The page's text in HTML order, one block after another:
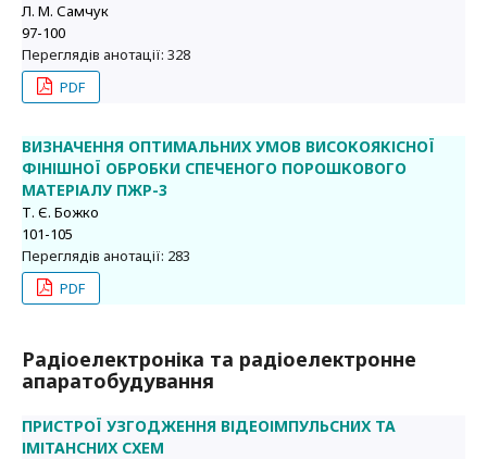
Л. М. Самчук
97-100
Переглядів анотації: 328
PDF
ВИЗНАЧЕННЯ ОПТИМАЛЬНИХ УМОВ ВИСОКОЯКІСНОЇ
ФІНІШНОЇ ОБРОБКИ СПЕЧЕНОГО ПОРОШКОВОГО
МАТЕРІАЛУ ПЖР-3
Т. Є. Божко
101-105
Переглядів анотації: 283
PDF
Радіоелектроніка та радіоелектронне
апаратобудування
ПРИСТРОЇ УЗГОДЖЕННЯ ВІДЕОІМПУЛЬСНИХ ТА
ІМІТАНСНИХ СХЕМ